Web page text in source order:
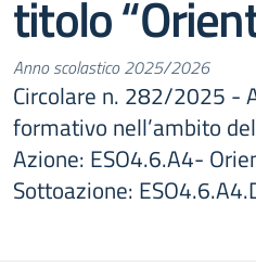
titolo
Anno scolastico 2025/2026
Circolare n. 282/2025 -
formativo nell’ambito
Azione: ESO4.6.A4-
Sottoazione: